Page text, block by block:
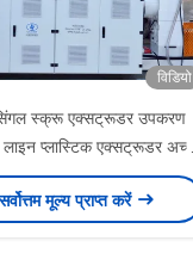
विडियो
स्क्रू एक्सट्रूडर उपकरण
लाइन प्लास्टिक एक्सट्रूडर अच्छी
के साथ बिक्री सेवा के लिए
मूल्य प्राप्त करें